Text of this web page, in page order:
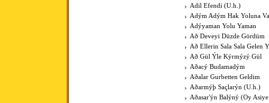
Adil Efendi (U.h.)
Adým Adým Hak Yoluna
Adýyaman Yolu Yaman
Að Deveyi Düzde Gördüm
Að Ellerin Sala Sala Gelen
Að Gül Ýle Kýrmýzý Gül
Aðacý Budamadým
Aðalar Gurbetten Geldim
Aðarmýþ Saçlarýn (U.h.)
Aðasar'ýn Balýný (Oy